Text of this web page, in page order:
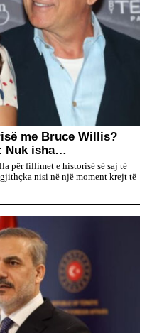
me Bruce Willis?
Nuk isha…
për fillimet e historisë së saj të
nisi në një moment krejt të